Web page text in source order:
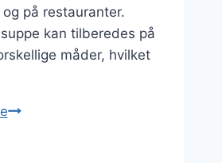
på restauranter.
kan tilberedes på
måder, hvilket
Blomkålssuppe